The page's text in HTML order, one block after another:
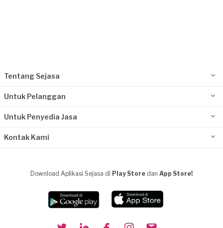
Tentang Sejasa
Untuk Pelanggan
Untuk Penyedia Jasa
Kontak Kami
Download Aplikasi Sejasa di Play Store dan App Store!